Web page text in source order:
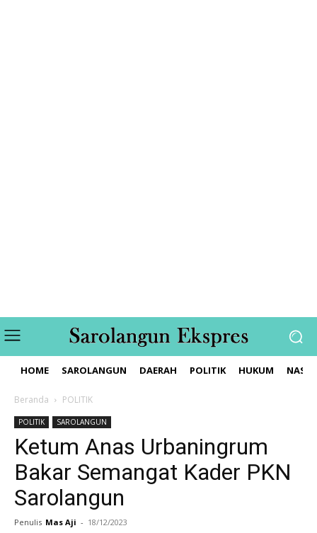
HOME SAROLANGUN DAERAH POLITIK HUKUM
Beranda POLITIK
POLITIK SAROLANGUN
Ketum Anas Urbaningrum
Bakar Semangat Kader PKN
Sarolangun
Penulis Mas Aji - 18/12/2023